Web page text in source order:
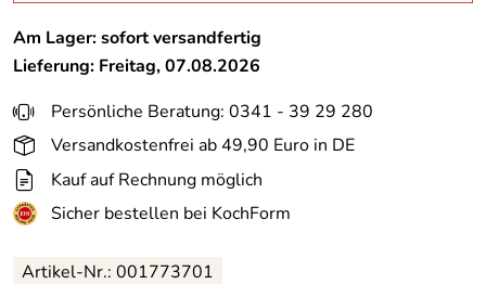
Am Lager: sofort versandfertig
Lieferung: Freitag, 07.08.2026
Persönliche Beratung: 0341 - 39 29 280
Versandkostenfrei ab 49,90 Euro in DE
Kauf auf Rechnung möglich
Sicher bestellen bei KochForm
Artikel-Nr.: 001773701